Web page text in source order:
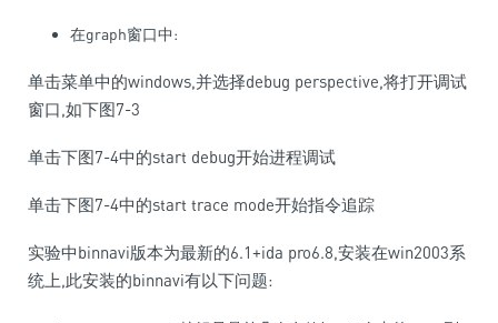
在graph窗口中:
单击菜单中的windows,并选择debug perspective,将打开调试
窗口,如下图7-3
单击下图7-4中的start debug开始进程调试
单击下图7-4中的start trace mode开始指令追踪
实验中binnavi版本为最新的6.1+ida pro6.8,安装在win2003系
统上,此安装的binnavi有以下问题: